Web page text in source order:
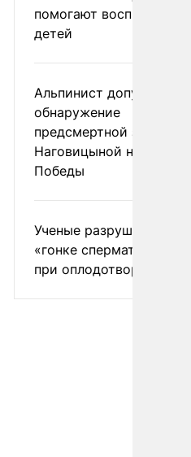
помогают воспитывать
детей
Альпинист допустил
обнаружение
предсмертной записки
Наговицыной на пике
Победы
Ученые разрушили миф
«гонке
при оплодотворении